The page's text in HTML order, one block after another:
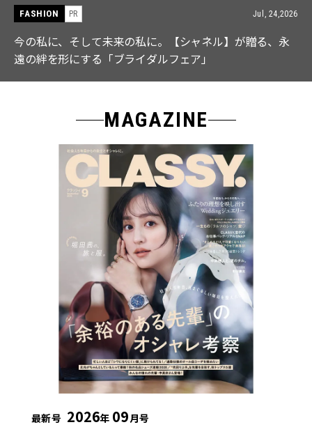
FASHION PR Jul, 15,2026
【ICB】人気インフルエンサーと共同制作! 週5で着たく
なる「名品ブラウス」２選
MAGAZINE
最新号 2026年 09月号